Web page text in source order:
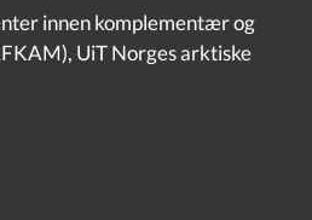
innen komplementær og
UiT Norges arktiske